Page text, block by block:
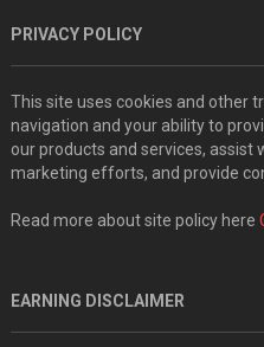
PRIVACY POLICY
This site uses cookies and other
navigation and your ability to
our products and services, assist
marketing efforts, and provide
Read more about site policy here
EARNING DISCLAIMER